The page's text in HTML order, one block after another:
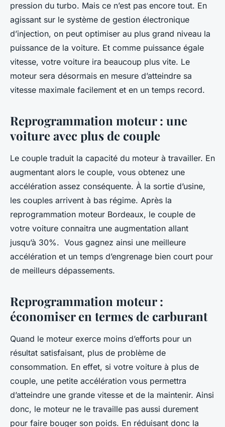
pression du turbo. Mais ce n’est pas encore tout. En
agissant sur le système de gestion électronique
d’injection, on peut optimiser au plus grand niveau la
puissance de la voiture. Et comme puissance égale
vitesse, votre voiture ira beaucoup plus vite. Le
moteur sera désormais en mesure d’atteindre sa
vitesse maximale facilement et en un temps record.
Reprogrammation moteur : une
voiture avec plus de couple
Le couple traduit la capacité du moteur à travailler. En
augmentant alors le couple, vous obtenez une
accélération assez conséquente. À la sortie d’usine,
les couples arrivent à bas régime. Après la
reprogrammation moteur Bordeaux, le couple de
votre voiture connaitra une augmentation allant
jusqu’à 30%. Vous gagnez ainsi une meilleure
accélération et un temps d’engrenage bien court pour
de meilleurs dépassements.
Reprogrammation moteur :
économiser en termes de carburant
Quand le moteur exerce moins d’efforts pour un
résultat satisfaisant, plus de problème de
consommation. En effet, si votre voiture à plus de
couple, une petite accélération vous permettra
d’atteindre une grande vitesse et de la maintenir. Ainsi
donc, le moteur ne le travaille pas aussi durement
pour faire bouger son poids. En réduisant donc la